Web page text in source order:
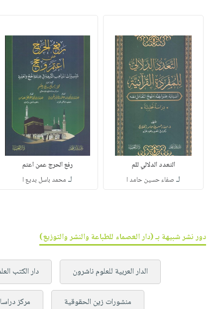
التعدد الدلالي للم
لـ صفاء حسين حامد ا
رفع الحرج عمن اعتم
لـ محمد باسل بديع ا
دور نشر شبيهة بـ (دار العصماء للطباعة والنشر والتوزيع)
الدار العربية للعلوم ناشرون دار الكتب
منشورات زين الحقوقية مركز